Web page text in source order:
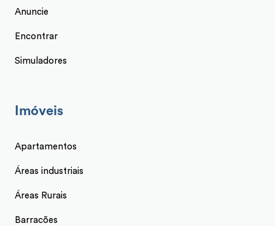
Anuncie
Encontrar
Simuladores
Imóveis
Apartamentos
Áreas industriais
Áreas Rurais
Barracões